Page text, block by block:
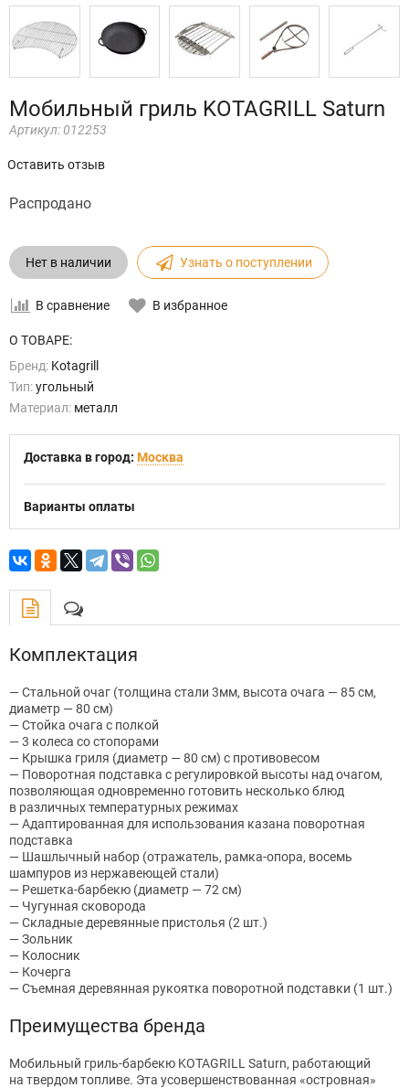
Мобильный гриль KOTAGRILL Saturn
Артикул: 012253
Оставить отзыв
Распродано
Нет в наличии Узнать о поступлении
В сравнение В избранное
О ТОВАРЕ:
Бренд: Kotagrill
Тип:угольный
Материал: металл
Доставка в город: Москва
Варианты оплаты
Комплектация
— Стальной очаг (толщина стали 3мм, высота очага — 85 см,
диаметр — 80 см)
— Стойка очага с полкой
— 3 колеса со стопорами
— Крышка гриля (диаметр — 80 см) с противовесом
— Поворотная подставка с регулировкой высоты над очагом,
позволяющая одновременно готовить несколько блюд
в различных температурных режимах
— Адаптированная для использования казана поворотная
подставка
— Шашлычный набор (отражатель, рамка-опора, восемь
шампуров из нержавеющей стали)
— Решетка-барбекю (диаметр — 72 см)
— Чугунная сковорода
— Складные деревянные пристолья (2 шт.)
— Зольник
— Колосник
— Кочерга
— Съемная деревянная рукоятка поворотной подставки (1 шт.)
Преимущества бренда
Мобильный гриль-барбекю KOTAGRILL Saturn, работающий
на твердом топливе. Эта усовершенствованная «островная»